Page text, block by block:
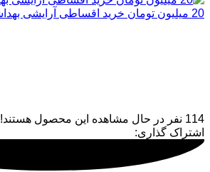
20 میلیون تومان خرید اقساطی آرایشی بهداشتی
114 نفر در حال مشاهده این محصول هستند!
اشتراک گذاری: